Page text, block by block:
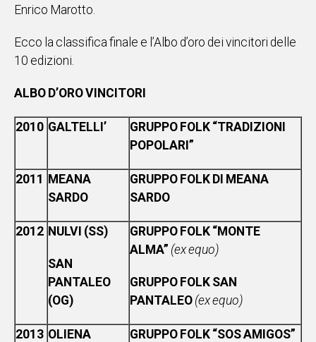
Enrico Marotto.
Ecco la classifica finale e l’Albo d’oro dei vincitori delle
10 edizioni.
ALBO D’ORO VINCITORI
2010 GALTELLI’
GRUPPO FOLK “TRADIZIONI
POPOLARI”
2011
MEANA
SARDO
GRUPPO FOLK DI MEANA
SARDO
2012 NULVI (SS)
SAN
PANTALEO
(OG)
GRUPPO FOLK “MONTE
ALMA” (ex equo)
GRUPPO FOLK SAN
PANTALEO (ex equo)
2013 OLIENA GRUPPO FOLK “SOS AMIGOS”